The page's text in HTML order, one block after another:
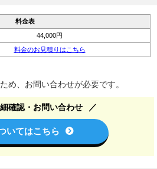
料金表
44,000円
料金のお見積りはこちら
め、お問い合わせが必要です。
確認・お問い合わせ
いてはこちら